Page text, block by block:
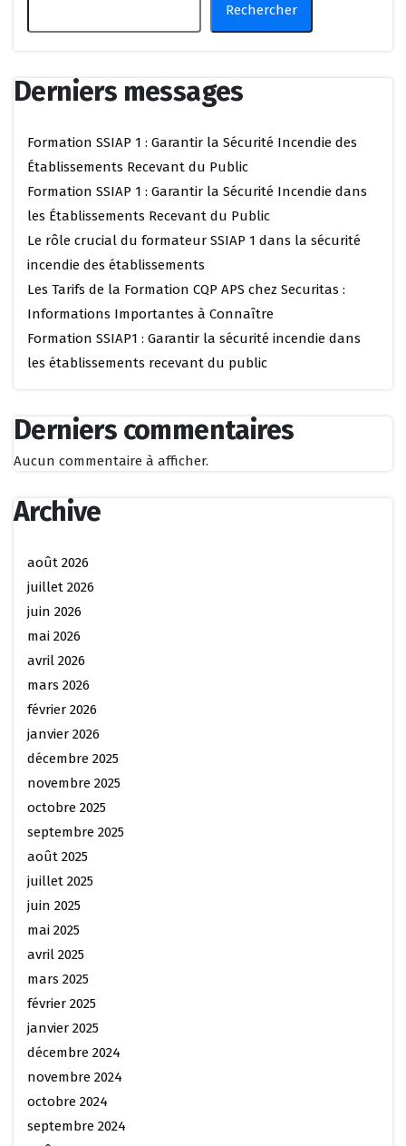
Rechercher
Derniers messages
Formation SSIAP 1 : Garantir la Sécurité Incendie des
Établissements Recevant du Public
Formation SSIAP 1 : Garantir la Sécurité Incendie dans
les Établissements Recevant du Public
Le rôle crucial du formateur SSIAP 1 dans la sécurité
incendie des établissements
Les Tarifs de la Formation CQP APS chez Securitas :
Informations Importantes à Connaître
Formation SSIAP1 : Garantir la sécurité incendie dans
les établissements recevant du public
Derniers commentaires
Aucun commentaire à afficher.
Archive
août 2026
juillet 2026
juin 2026
mai 2026
avril 2026
mars 2026
février 2026
janvier 2026
décembre 2025
novembre 2025
octobre 2025
septembre 2025
août 2025
juillet 2025
juin 2025
mai 2025
avril 2025
mars 2025
février 2025
janvier 2025
décembre 2024
novembre 2024
octobre 2024
septembre 2024